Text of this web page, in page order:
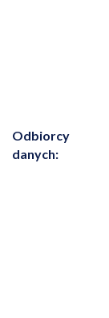
Odbiorcy
danych: